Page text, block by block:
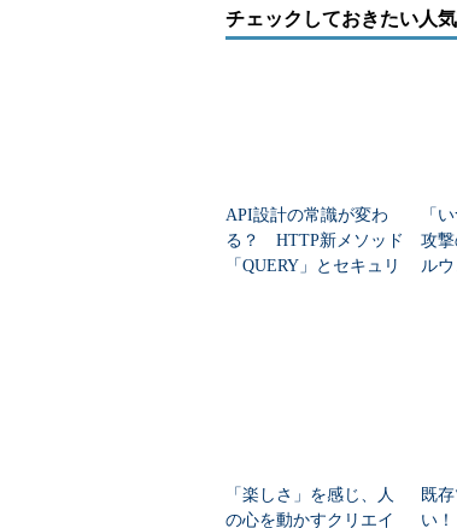
チェックしておきたい人
API設計の常識が変わ
る？ HTTP新メソッド
「QUERY」とセキュリ
「
攻
ル
「楽しさ」を感じ、人
の心を動かすクリエイ
既
い